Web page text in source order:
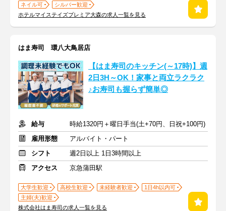
ネイル可
シルバー歓迎
ホテルマイステイズプレミア大森の求人一覧を見る
はま寿司 環八大鳥居店
【はま寿司のキッチン(～17時)】週
2日3H～OK！家事と両立ラクラク
♪お寿司も握らず簡単◎
給与
時給1320円＋曜日手当(土+70円、日祝+100円)
雇用形態
アルバイト・パート
シフト
週2日以上 1日3時間以上
アクセス
京急蒲田駅
大学生歓迎 高校生歓迎 未経験者歓迎
1日4h以内可
主婦(夫)歓迎
株式会社はま寿司の求人一覧を見る